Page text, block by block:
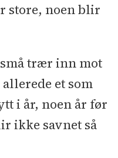
store, noen blir
trær inn mot
et som
i år, noen år før
ikke savnet så